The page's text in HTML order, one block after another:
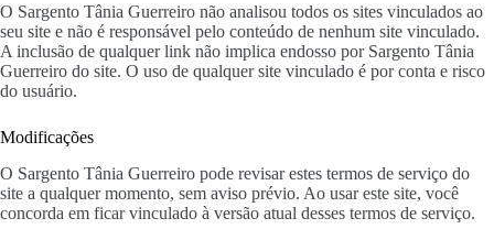
O Sargento Tânia Guerreiro não analisou todos os sites vinculados ao
seu site e não é responsável pelo conteúdo de nenhum site vinculado.
A inclusão de qualquer link não implica endosso por Sargento Tânia
Guerreiro do site. O uso de qualquer site vinculado é por conta e risco
do usuário.
Modificações
O Sargento Tânia Guerreiro pode revisar estes termos de serviço do
site a qualquer momento, sem aviso prévio. Ao usar este site, você
concorda em ficar vinculado à versão atual desses termos de serviço.